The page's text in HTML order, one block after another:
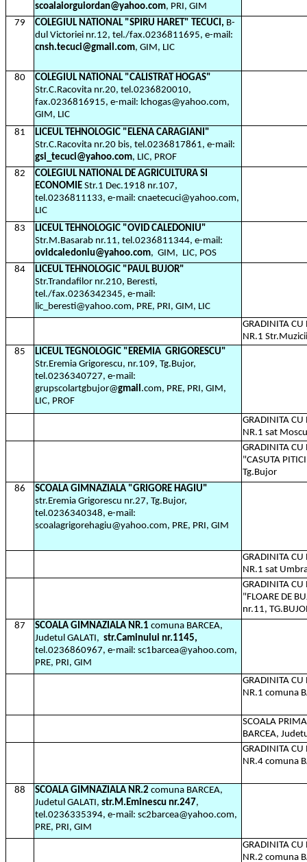
scoalaiorguiordan@yahoo.com, PRI, GIM
79
COLEGIUL NATIONAL "SPIRU HARET" TECUCI, B-
dul Victoriei nr.12, tel./fax.0236811695, e-mail:
cnsh.tecuci@gmail.com, GIM, LIC
80
COLEGIUL NATIONAL "CALISTRAT HOGAS"
Str.C.Racovita nr.20, tel.0236820010,
fax.0236816915, e-mail: lchogas@yahoo.com,
GIM, LIC
81
LICEUL TEHNOLOGIC "ELENA CARAGIANI"
Str.C.Racovita nr.20 bis, tel.0236817861, e-mail:
gsi_tecuci@yahoo.com, LIC, PROF
82
COLEGIUL NATIONAL DE AGRICULTURA SI
ECONOMIE Str.1 Dec.1918 nr.107,
tel.0236811133, e-mail: cnaetecuci@yahoo.com,
LIC
83
LICEUL TEHNOLOGIC "OVID CALEDONIU"
Str.M.Basarab nr.11, tel.0236811344, e-mail:
ovidcaledoniu@yahoo.com, GIM, LIC, POS
84
LICEUL TEHNOLOGIC "PAUL BUJOR"
Str.Trandafilor nr.210, Beresti,
tel./fax.0236342345, e-mail:
lic_beresti@yahoo.com, PRE, PRI, GIM, LIC
GRADINITA
NR.1
85
LICEUL TEGNOLOGIC "EREMIA GRIGORESCU"
Str.Eremia Grigorescu, nr.109, Tg.Bujor,
tel.0236340727, e-mail:
grupscolartgbujor@gmail.com, PRE, PRI, GIM,
LIC, PROF
GRADINITA
NR.1 sat
GRADINITA
"CASUTA
Tg.Bujor
86
SCOALA GIMNAZIALA "GRIGORE HAGIU"
str.Eremia Grigorescu nr.27, Tg.Bujor,
tel.0236340348, e-mail:
scoalagrigorehagiu@yahoo.com, PRE, PRI, GIM
GRADINITA
NR.1 sat
GRADINITA
"FLOARE DE
nr.11,
87
SCOALA GIMNAZIALA NR.1 comuna BARCEA,
Judetul GALATI, str.Caminului nr.1145,
tel.0236860967, e-mail: sc1barcea@yahoo.com,
PRE, PRI, GIM
GRADINITA
NR.1 comuna
SCOALA
BARCEA,
GRADINITA
NR.4 comuna
88 SCOALA GIMNAZIALA NR.2 comuna BARCEA,
Judetul GALATI, str.M.Eminescu nr.247,
tel.0236335394, e-mail: sc2barcea@yahoo.com,
PRE, PRI, GIM
GRADINITA
NR.2 comuna